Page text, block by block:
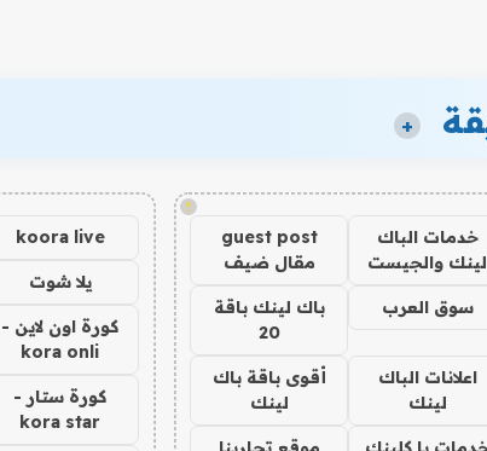
+
!
خدمات الباك
لينك والجيست
guest post
مقال ضيف
سوق العرب
باك لينك باقة
20
اعلانات الباك
لينك
أقوى باقة باك
لينك
koora live
يلا شوت
كورة اون لاين -
kora onli
كورة ستار -
kora star